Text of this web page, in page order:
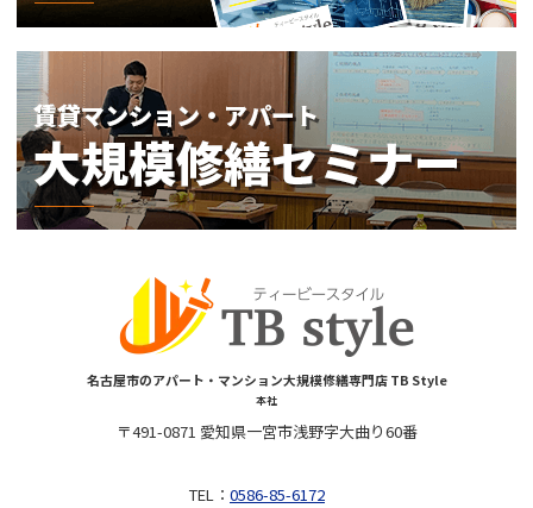
名古屋市のアパート・マンション大規模修繕専門店 TB Style
本社
〒491-0871 愛知県一宮市浅野字大曲り60番
TEL： 0586-85-6172